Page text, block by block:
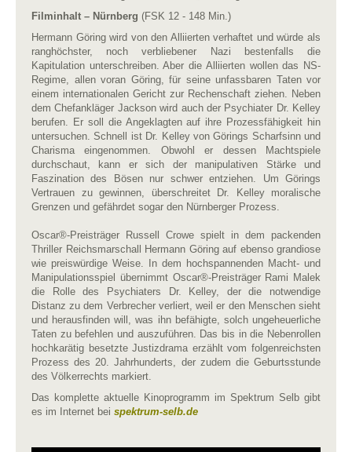
Filminhalt – Nürnberg (FSK 12 - 148 Min.)
Hermann Göring wird von den Alliierten verhaftet und würde als
ranghöchster, noch verbliebener Nazi bestenfalls die
Kapitulation unterschreiben. Aber die Alliierten wollen das NS-
Regime, allen voran Göring, für seine unfassbaren Taten vor
einem internationalen Gericht zur Rechenschaft ziehen. Neben
dem Chefankläger Jackson wird auch der Psychiater Dr. Kelley
berufen. Er soll die Angeklagten auf ihre Prozessfähigkeit hin
untersuchen. Schnell ist Dr. Kelley von Görings Scharfsinn und
Charisma eingenommen. Obwohl er dessen Machtspiele
durchschaut, kann er sich der manipulativen Stärke und
Faszination des Bösen nur schwer entziehen. Um Görings
Vertrauen zu gewinnen, überschreitet Dr. Kelley moralische
Grenzen und gefährdet sogar den Nürnberger Prozess.
Oscar®-Preisträger Russell Crowe spielt in dem packenden
Thriller Reichsmarschall Hermann Göring auf ebenso grandiose
wie preiswürdige Weise. In dem hochspannenden Macht- und
Manipulationsspiel übernimmt Oscar®-Preisträger Rami Malek
die Rolle des Psychiaters Dr. Kelley, der die notwendige
Distanz zu dem Verbrecher verliert, weil er den Menschen sieht
und herausfinden will, was ihn befähigte, solch ungeheuerliche
Taten zu befehlen und auszuführen. Das bis in die Nebenrollen
hochkarätig besetzte Justizdrama erzählt vom folgenreichsten
Prozess des 20. Jahrhunderts, der zudem die Geburtsstunde
des Völkerrechts markiert.
Das komplette aktuelle Kinoprogramm im Spektrum Selb gibt
es im Internet bei spektrum-selb.de